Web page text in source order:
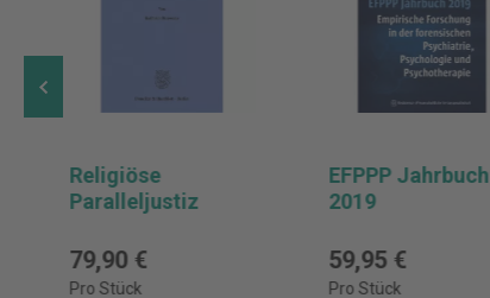
Religiöse
Paralleljustiz
79,90 €
Pro Stück
EFPPP Jahrbuch
2019
59,95 €
Pro Stück